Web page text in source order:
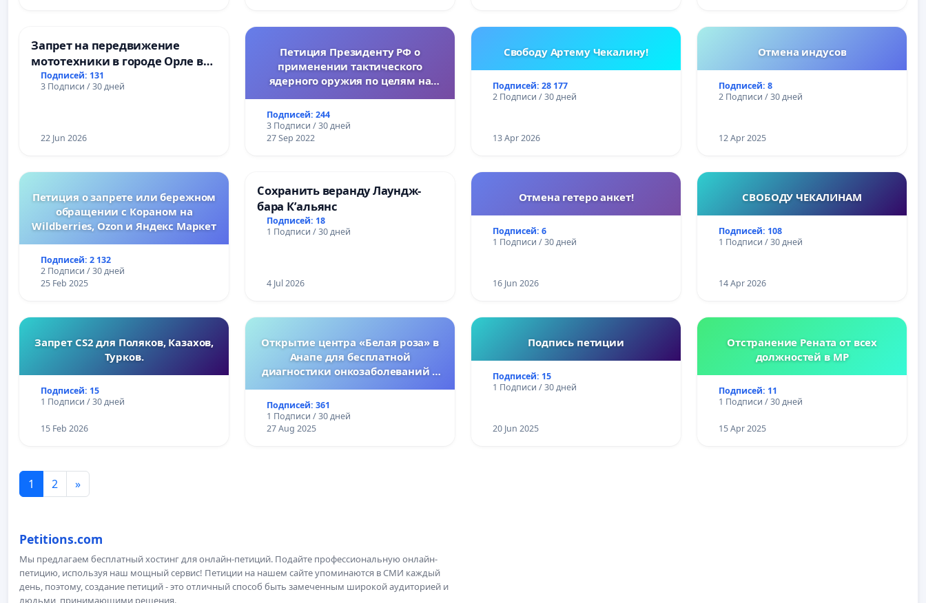
Запрет на передвижение
мототехники в городе Орле в
ночное время (с 22:00 до 05:00)
Подписей: 131
3 Подписи / 30 дней
22 Jun 2026
Петиция Президенту РФ о
применении тактического
ядерного оружия по целям на
Подписей: 244
3 Подписи / 30 дней
27 Sep 2022
Свободу Артему Чекалину!
Подписей: 28 177
2 Подписи / 30 дней
13 Apr 2026
Отмена индусов
Подписей: 8
2 Подписи / 30 дней
12 Apr 2025
Петиция о запрете или бережном
обращении с Кораном на
Wildberries, Ozon и Яндекс Маркет
Подписей: 2 132
2 Подписи / 30 дней
25 Feb 2025
Сохранить веранду Лаундж-
бара К’альянс
Подписей: 18
1 Подписи / 30 дней
4 Jul 2026
Отмена гетеро анкет!
Подписей: 6
1 Подписи / 30 дней
16 Jun 2026
СВОБОДУ ЧЕКАЛИНАМ
Подписей: 108
1 Подписи / 30 дней
14 Apr 2026
Запрет CS2 для Поляков, Казахов,
Турков.
Подписей: 15
1 Подписи / 30 дней
15 Feb 2026
Открытие центра «Белая роза» в
Анапе для бесплатной
диагностики онкозаболеваний у
Подписей: 361
1 Подписи / 30 дней
27 Aug 2025
Подпись петиции
Подписей: 15
1 Подписи / 30 дней
20 Jun 2025
Отстранение Рената от всех
должностей в МР
Подписей: 11
1 Подписи / 30 дней
15 Apr 2025
1 2 »
Petitions.com
Мы предлагаем бесплатный хостинг для онлайн-петиций. Подайте профессиональную онлайн-
петицию, используя наш мощный сервис! Петиции на нашем сайте упоминаются в СМИ каждый
день, поэтому, создание петиций - это отличный способ быть замеченным широкой аудиторией и